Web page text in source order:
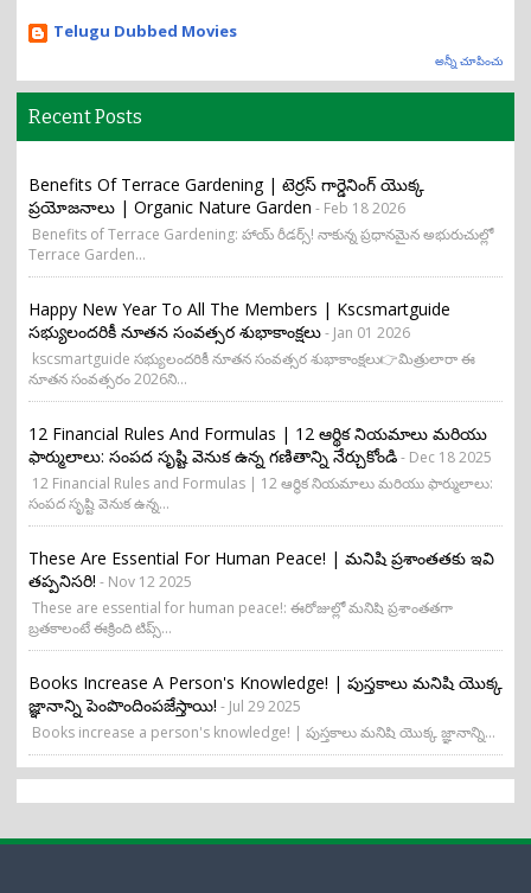
Telugu Dubbed Movies
అన్నీ చూపించు
Recent Posts
Benefits Of Terrace Gardening | టెర్రస్ గార్డెనింగ్ యొక్క
ప్రయోజనాలు | Organic Nature Garden - Feb 18 2026
Benefits of Terrace Gardening: హాయ్ రీడర్స్! నాకున్న ప్రధానమైన అభురుచుల్లో
Terrace Garden...
Happy New Year To All The Members | Kscsmartguide
సభ్యులందరికీ నూతన సంవత్సర శుభాకాంక్షలు- Jan 01 2026
kscsmartguide సభ్యులందరికీ నూతన సంవత్సర శుభాకాంక్షలు👉మిత్రులారా ఈ
నూతన సంవత్సరం 2026ని...
12 Financial Rules And Formulas | 12 ఆర్థిక నియమాలు మరియు
ఫార్ములాలు: సంపద సృష్టి వెనుక ఉన్న గణితాన్ని నేర్చుకోండి- Dec 18 2025
12 Financial Rules and Formulas | 12 ఆర్థిక నియమాలు మరియు ఫార్ములాలు:
సంపద సృష్టి వెనుక ఉన్న...
These Are Essential For Human Peace! | మనిషి ప్రశాంతతకు ఇవి
తప్పనిసరి! - Nov 12 2025
These are essential for human peace!: ఈరోజుల్లో మనిషి ప్రశాంతతగా
బ్రతకాలంటే ఈక్రింది టిప్స్...
Books Increase A Person's Knowledge! | పుస్తకాలు మనిషి యొక్క
జ్ఞానాన్ని పెంపొందింపజేస్తాయి! - Jul 29 2025
Books increase a person's knowledge! | పుస్తకాలు మనిషి యొక్క జ్ఞానాన్ని...